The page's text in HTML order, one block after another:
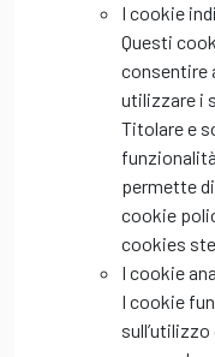
I cookie
Questi
consentire
utilizzare i
Titolare e
permette
cookie
cookies
I cookie
I cookie